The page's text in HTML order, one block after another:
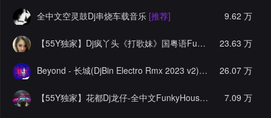
全中文空灵鼓Dj串烧车载音乐 [推荐] 9.62 万
【55Y独家】Dj疯丫头《打歌妹》国粤语Funk音乐抖音热播55Y车载串烧 23.63 万
Beyond - 长城(DjBin Electro Rmx 2023 v2)[热门]26.07 万
【55Y独家】花都Dj龙仔-全中文FunkyHouse音乐近期网络流行热播慢摇串烧 7.09 万